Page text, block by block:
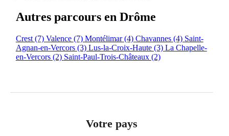
Autres parcours en Drôme
Crest (7) Valence (7) Montélimar(4) Chavannes (4) Saint-
Agnan-en-Vercors (3) Lus-la-Croix-Haute (3) La Chapelle-
en-Vercors (2) Saint-Paul-Trois-Châteaux (2)
Votre pays